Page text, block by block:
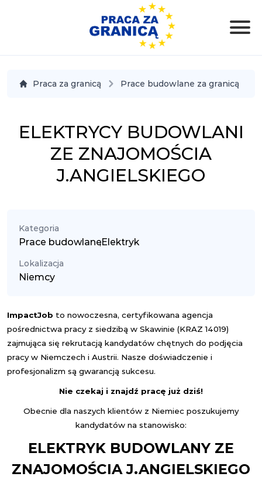
Praca za granicą Prace budowlane za granicą
ELEKTRYCY BUDOWLANI
ZE ZNAJOMOŚCIA
J.ANGIELSKIEGO
Kategoria
Prace budowlane,Elektryk
Lokalizacja
Niemcy
ImpactJob to nowoczesna, certyfikowana agencja
pośrednictwa pracy z siedzibą w Skawinie (KRAZ 14019)
zajmująca się rekrutacją kandydatów chętnych do podjęcia
pracy w Niemczech i Austrii. Nasze doświadczenie i
profesjonalizm są gwarancją sukcesu.
Nie czekaj i znajdź pracę już dziś!
Obecnie dla naszych klientów z Niemiec poszukujemy
kandydatów na stanowisko:
ELEKTRYK BUDOWLANY ZE
ZNAJOMOŚCIA J.ANGIELSKIEGO